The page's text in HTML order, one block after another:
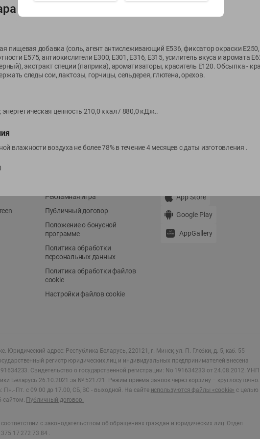
Оплата
Оформление заказа
Рекламная игра
Публичный договор
Положение о бонусной
программе
Политика обработки
персональных данных
Политика обработки файлов
cookie
Настройки файлов cookie
App Store
Google Play
AppGallery
Юридический адрес: Республика Беларусь, 220121, г. Минск, ул. П. Глебки, д. 5, каб. 55
регистр юридических лиц и индивидуальных предпринимателей внесена
Свидетельство о государственной регистрации: No 191634233 от 24.08.2012. УНП
Беларусь 26.10.2021 за № 521721. Режим приема заявок через корзину – круглосуточно.
Пн.- Пт. с 09.00 до 17.00, СБ, ВС - выходной. На сайте используются файлы «cookie» с целью
сайтом. Публичный договор.
с законодательством об обращениях граждан и юридических лиц: Отдел
17 272 73 84 .
пищевая добавка (соль, агент антислеживающий Е536, фиксатор окраски
Е575, антиокислители Е300, Е301, Е316, Е315, усилитель вкуса и аромата
экстракт специи (паприка), ароматизаторы, краситель Е120. Обсыпка -
следы сои, лактозы, горчицы, сельдерея, глютена, орехов.
энергетическая ценность 210,0 ккал / 880,0 кДж..
влажности воздуха не более 78% в течение 4 месяцев с даты изготовления .